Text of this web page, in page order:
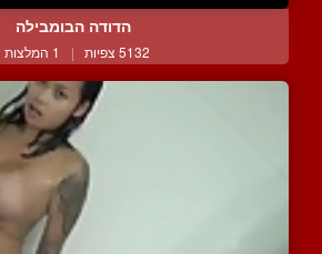
הדודה הבומבילה
5132 צפיות | 1 המלצות